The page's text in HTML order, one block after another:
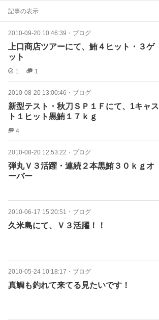
記事の表示
2010-09-20 10:46:39 ・ ブログ
上口商店ツアーにて、鮪４ヒット・３ゲ
ット
1 1
2010-08-20 13:00:46 ・ ブログ
新型テスト・秋刀ＳＰ１Ｆにて、1キャス
ト１ヒット黒鮪１７ｋｇ
4
2010-08-20 12:53:22 ・ ブログ
弾丸Ｖ３活躍・連続２本黒鮪３０ｋｇオ
ーバー
2010-06-17 15:20:51 ・ ブログ
久米島にて、Ｖ３活躍！！
2010-05-24 10:18:17 ・ ブログ
真鯛も釣れて来てる見たいです！